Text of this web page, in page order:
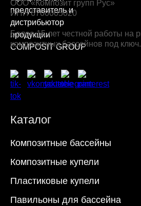
ООО «Композит групп Рус»
ИНН 6700005020
Более 15 лет честной работы на
композитных бассейнов под ключ.
Каталог
Композитные бассейны
Композитные купели
Пластиковые купели
Павильоны для бассейна